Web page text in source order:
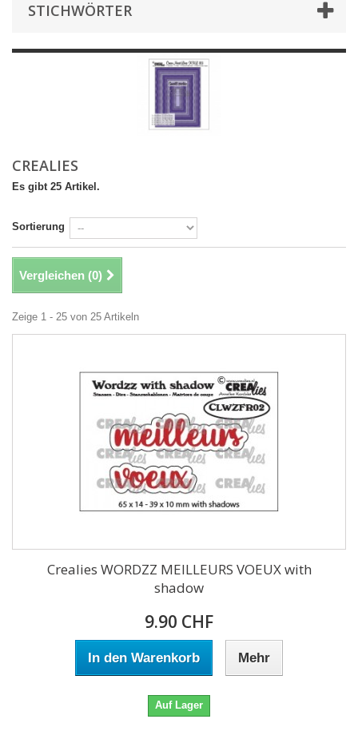
STICHWÖRTER
CREALIES
Es gibt 25 Artikel.
Sortierung
Vergleichen (0)
Zeige 1 - 25 von 25 Artikeln
Crealies WORDZZ MEILLEURS VOEUX with
shadow
9.90 CHF
In den Warenkorb Mehr
Auf Lager